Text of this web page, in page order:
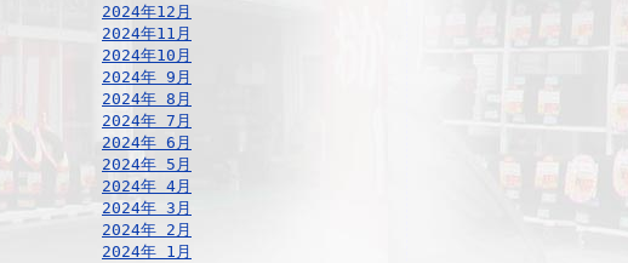
2024年12月
2024年11月
2024年10月
2024年 9月
2024年 8月
2024年 7月
2024年 6月
2024年 5月
2024年 4月
2024年 3月
2024年 2月
2024年 1月